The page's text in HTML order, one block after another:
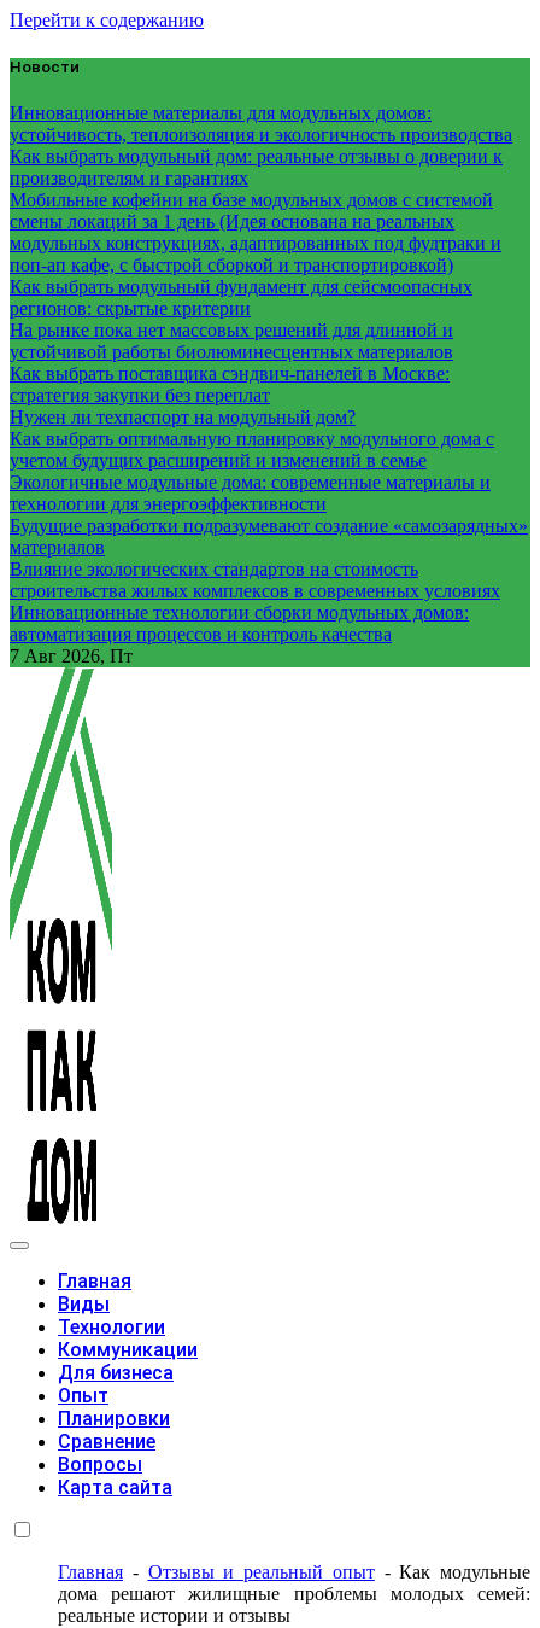
Перейти к содержанию
Новости
Инновационные материалы для модульных домов:
устойчивость, теплоизоляция и экологичность производства
Как выбрать модульный дом: реальные отзывы о доверии к
производителям и гарантиях
Мобильные кофейни на базе модульных домов с системой
смены локаций за 1 день (Идея основана на реальных
модульных конструкциях, адаптированных под фудтраки и
поп-ап кафе, с быстрой сборкой и транспортировкой)
Как выбрать модульный фундамент для сейсмоопасных
регионов: скрытые критерии
На рынке пока нет массовых решений для длинной и
устойчивой работы биолюминесцентных материалов
Как выбрать поставщика сэндвич-панелей в Москве:
стратегия закупки без переплат
Нужен ли техпаспорт на модульный дом?
Как выбрать оптимальную планировку модульного дома с
учетом будущих расширений и изменений в семье
Экологичные модульные дома: современные материалы и
технологии для энергоэффективности
Будущие разработки подразумевают создание «самозарядных»
материалов
Влияние экологических стандартов на стоимость
строительства жилых комплексов в современных условиях
Инновационные технологии сборки модульных домов:
автоматизация процессов и контроль качества
7 Авг 2026, Пт
Главная
Виды
Технологии
Коммуникации
Для бизнеса
Опыт
Планировки
Сравнение
Вопросы
Карта сайта
Главная - Отзывы и реальный опыт-Как модульные
дома решают жилищные проблемы молодых семей:
реальные истории и отзывы